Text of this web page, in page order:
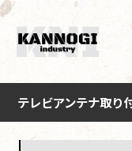
テレビアンテナ取り